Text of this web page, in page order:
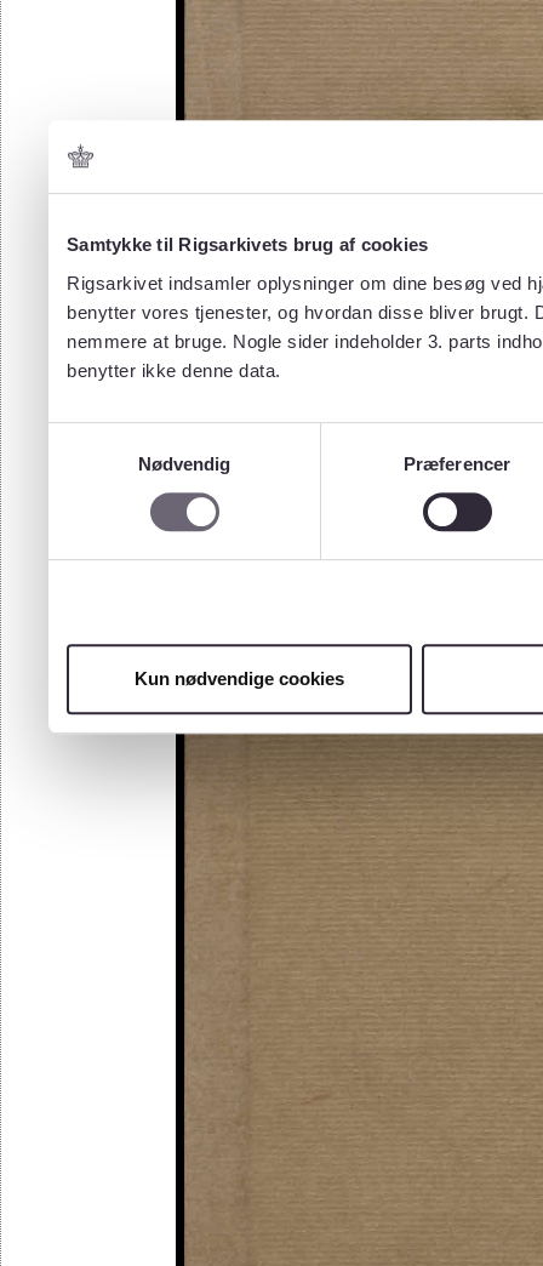
Samtykke til Rigsarkivets brug af cookies
Rigsarkivet indsamler oplysninger om dine besøg ved
benytter vores tjenester, og hvordan disse bliver
nemmere at bruge. Nogle sider indeholder 3. parts
benytter ikke denne data.
Nødvendig
Præferencer
Kun nødvendige cookies